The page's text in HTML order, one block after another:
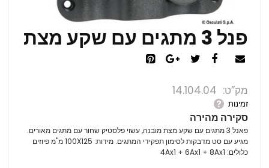
פנל 3 מתגים עם שקע מצת
מק”ט 14.104.04
זמינות
סקירה מהירה
פאנל 3 מתגים עם שקע מצת מובנה, עשוי פלסטיק שחור עם מתגים מאורים.
מגיע עם סט מדבקות לסימון תפקידי המתגים. מידות: 100X125 מ"מ פיוזים
כלולים: 4Ax1 + 6Ax1 + 8Ax1